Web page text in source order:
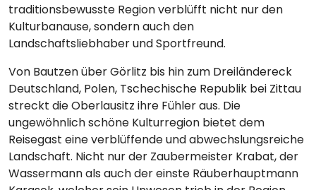
traditionsbewusste Region verblüfft nicht nur den
Kulturbanause, sondern auch den
Landschaftsliebhaber und Sportfreund.
Von Bautzen über Görlitz bis hin zum Dreiländereck
Deutschland, Polen, Tschechische Republik bei Zittau
streckt die Oberlausitz ihre Fühler aus. Die
ungewöhnlich schöne Kulturregion bietet dem
Reisegast eine verblüffende und abwechslungsreiche
Landschaft. Nicht nur der Zaubermeister Krabat, der
Wassermann als auch der einste Räuberhauptmann